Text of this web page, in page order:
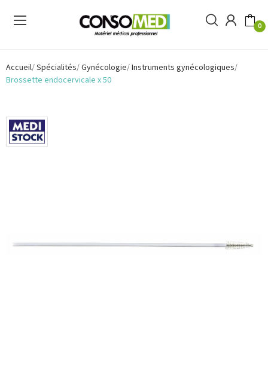
0
Accueil Spécialités Gynécologie Instruments gynécologiques
Brossette endocervicale x 50